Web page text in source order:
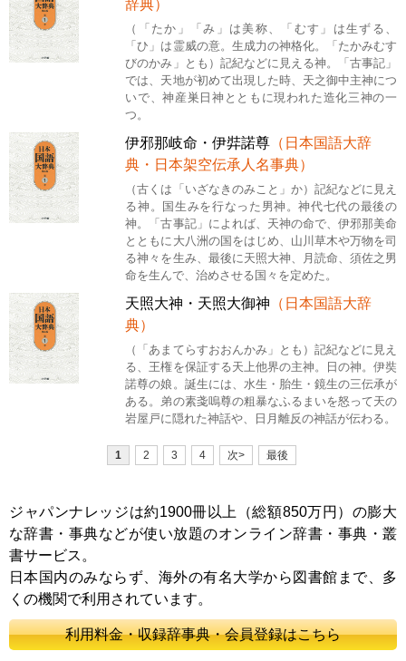
辞典）
（「たか」「み」は美称、「むす」は生ずる、
「ひ」は霊威の意。生成力の神格化。「たかみむす
びのかみ」とも）記紀などに見える神。「古事記」
では、天地が初めて出現した時、天之御中主神につ
いで、神産巣日神とともに現われた造化三神の一
つ。
伊邪那岐命・伊弉諾尊 （日本国語大辞
典・日本架空伝承人名事典）
（古くは「いざなきのみこと」か）記紀などに見え
る神。国生みを行なった男神。神代七代の最後の
神。「古事記」によれば、天神の命で、伊邪那美命
とともに大八洲の国をはじめ、山川草木や万物を司
る神々を生み、最後に天照大神、月読命、須佐之男
命を生んで、治めさせる国々を定めた。
天照大神・天照大御神 （日本国語大辞
典）
（「あまてらすおおんかみ」とも）記紀などに見え
る、王権を保証する天上他界の主神。日の神。伊奘
諾尊の娘。誕生には、水生・胎生・鏡生の三伝承が
ある。弟の素戔嗚尊の粗暴なふるまいを怒って天の
岩屋戸に隠れた神話や、日月離反の神話が伝わる。
1 2 3 4 次> 最後
ジャパンナレッジは約1900冊以上（総額850万円）の膨大
な辞書・事典などが使い放題のオンライン辞書・事典・叢
書サービス。
日本国内のみならず、海外の有名大学から図書館まで、多
くの機関で利用されています。
利用料金・収録辞事典・会員登録はこちら